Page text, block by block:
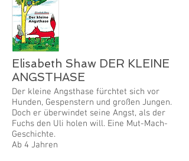
Elisabeth Shaw DER KLEINE
ANGSTHASE
Der kleine Angsthase fürchtet sich vor
Hunden, Gespenstern und großen Jungen.
Doch er überwindet seine Angst, als der
Fuchs den Uli holen will. Eine Mut-Mach-
Geschichte.
Ab 4 Jahren